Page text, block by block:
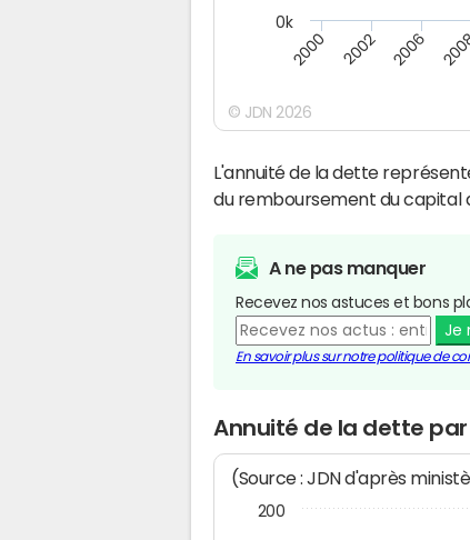
2000 2002 2006
0k
© JDN 2026
L'annuité de la dette
du remboursement du capital
A ne pas manquer
Recevez nos astuces et bons
Je
En savoir plus sur notre politique de
Annuité de la dette
(Source : JDN d'après
200